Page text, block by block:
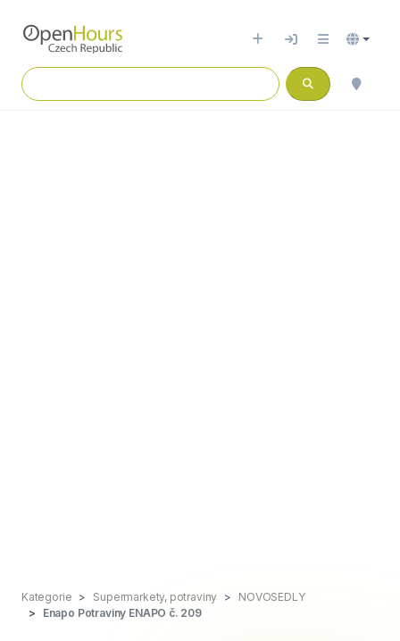
Kategorie Supermarkety, potraviny
NOVOSEDLY
Enapo Potraviny ENAPO č. 209